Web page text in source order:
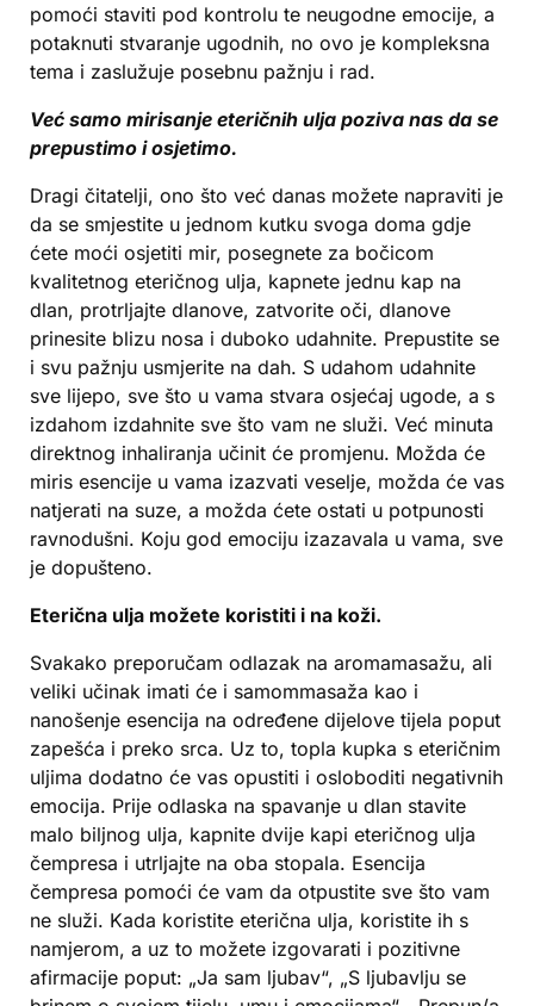
pomoći staviti pod kontrolu te neugodne emocije, a
potaknuti stvaranje ugodnih, no ovo je kompleksna
tema i zaslužuje posebnu pažnju i rad.
Već samo mirisanje eteričnih ulja poziva nas da se
prepustimo i osjetimo.
Dragi čitatelji, ono što već danas možete napraviti je
da se smjestite u jednom kutku svoga doma gdje
ćete moći osjetiti mir, posegnete za bočicom
kvalitetnog eteričnog ulja, kapnete jednu kap na
dlan, protrljajte dlanove, zatvorite oči, dlanove
prinesite blizu nosa i duboko udahnite. Prepustite se
i svu pažnju usmjerite na dah. S udahom udahnite
sve lijepo, sve što u vama stvara osjećaj ugode, a s
izdahom izdahnite sve što vam ne služi. Već minuta
direktnog inhaliranja učinit će promjenu. Možda će
miris esencije u vama izazvati veselje, možda će vas
natjerati na suze, a možda ćete ostati u potpunosti
ravnodušni. Koju god emociju izazavala u vama, sve
je dopušteno.
Eterična ulja možete koristiti i na koži.
Svakako preporučam odlazak na aromamasažu, ali
veliki učinak imati će i samommasaža kao i
nanošenje esencija na određene dijelove tijela poput
zapešća i preko srca. Uz to, topla kupka s eteričnim
uljima dodatno će vas opustiti i osloboditi negativnih
emocija. Prije odlaska na spavanje u dlan stavite
malo biljnog ulja, kapnite dvije kapi eteričnog ulja
čempresa i utrljajte na oba stopala. Esencija
čempresa pomoći će vam da otpustite sve što vam
ne služi. Kada koristite eterična ulja, koristite ih s
namjerom, a uz to možete izgovarati i pozitivne
afirmacije poput: „Ja sam ljubav“, „S ljubavlju se